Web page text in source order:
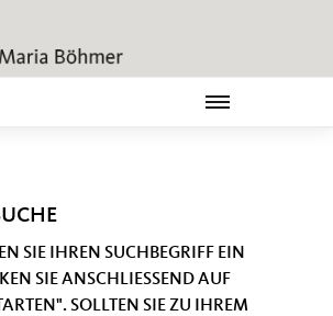
SIE IHREN SUCHBEGRIFF EIN
SIE ANSCHLIESSEND AUF "
SOLLTEN SIE ZU IHREM S